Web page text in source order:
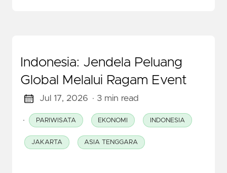
Indonesia: Jendela Peluang
Global Melalui Ragam Event
Jul 17, 2026 · 3 min read
· PARIWISATA EKONOMI INDONESIA
JAKARTA ASIA TENGGARA